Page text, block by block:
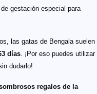
gestación especial para
las gatas de Bengala suelen
días . ¡Por eso puedes utilizar
dudarlo!
regalos de la